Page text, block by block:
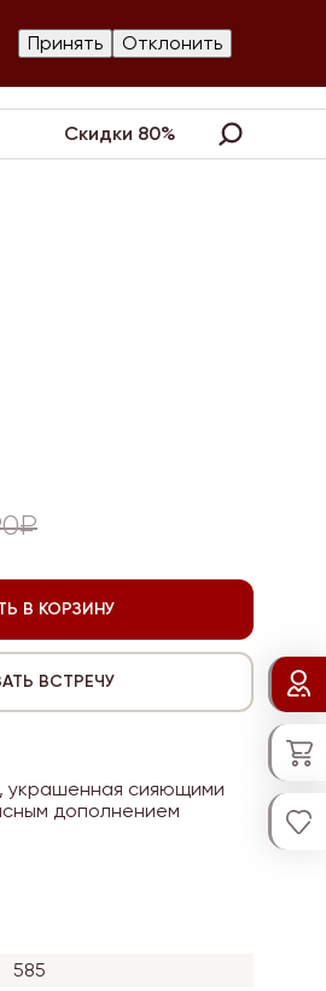
Контакты
Скидки 80%
украшенная сияющими
дополнением
585
Принять Отклонить